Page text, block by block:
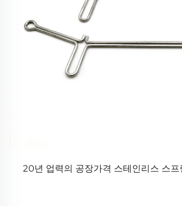
20년 업력의 공장가격 스테인리스 스프